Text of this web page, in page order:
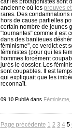
ancienne où les preuves
rares. Des condamnations
hors de cause partielles
certain nombre de jeunes
"tournantes" comme il est
dans des banlieues
féminisme", ce verdict est
féministes (pour qui les
hommes forcément
jurés le dossier. Les
sont coupables. Il est
qui expliquait que les
reconnaît.
09:10 Publié dans Féminisme,
Page précédente 1 2 3 4 5